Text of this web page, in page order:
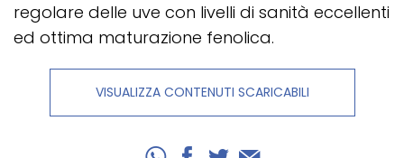
regolare delle uve con livelli di sanità eccellenti
ed ottima maturazione fenolica.
VISUALIZZA CONTENUTI SCARICABILI